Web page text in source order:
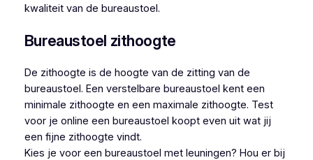
kwaliteit van de bureaustoel.
Bureaustoel zithoogte
De zithoogte is de hoogte van de zitting van de
bureaustoel. Een verstelbare bureaustoel kent een
minimale zithoogte en een maximale zithoogte. Test
voor je online een bureaustoel koopt even uit wat jij
een fijne zithoogte vindt.
Kies je voor een bureaustoel met leuningen? Hou er bij